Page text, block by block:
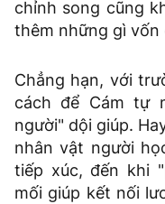
chỉnh song cũng
thêm những gì vốn
Chẳng hạn, với
cách để Cám tự
người" dội giúp.
nhân vật người
tiếp xúc, đến khi
mối giúp kết nối